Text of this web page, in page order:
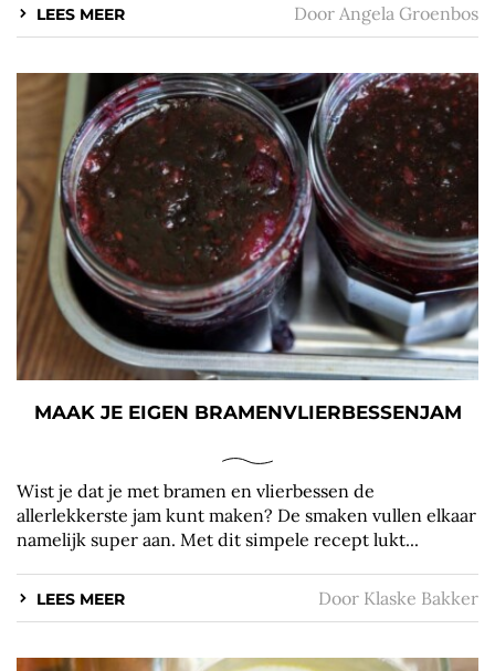
LEES MEER Door Angela Groenbos
MAAK JE EIGEN BRAMENVLIERBESSENJAM
Wist je dat je met bramen en vlierbessen de
allerlekkerste jam kunt maken? De smaken vullen elkaar
namelijk super aan. Met dit simpele recept lukt...
LEES MEER Door Klaske Bakker